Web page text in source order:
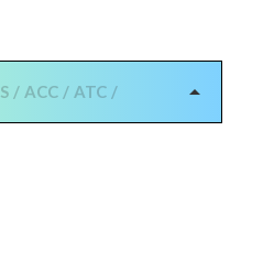
/ ACC / ATC /
arrow_drop_up